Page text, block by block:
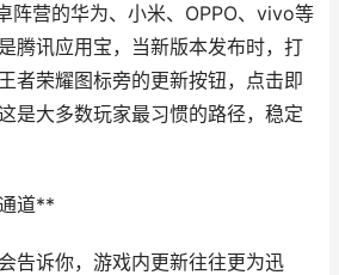
阵营的华为、小米、OPPO、vivo等
腾讯应用宝，当新版本发布时，打
者荣耀图标旁的更新按钮，点击即
是大多数玩家最习惯的路径，稳定
道**
告诉你，游戏内更新往往更为迅